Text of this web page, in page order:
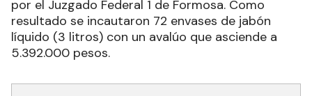
por el Juzgado Federal 1 de Formosa. Como
resultado se incautaron 72 envases de jabón
líquido (3 litros) con un avalúo que asciende a
5.392.000 pesos.